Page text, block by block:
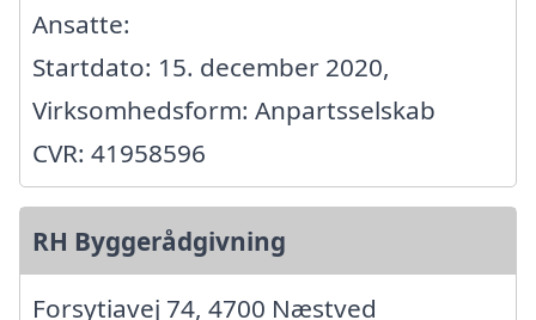
Ansatte:
Startdato: 15. december 2020,
Virksomhedsform: Anpartsselskab
CVR: 41958596
RH Byggerådgivning
Forsytiavej 74, 4700 Næstved